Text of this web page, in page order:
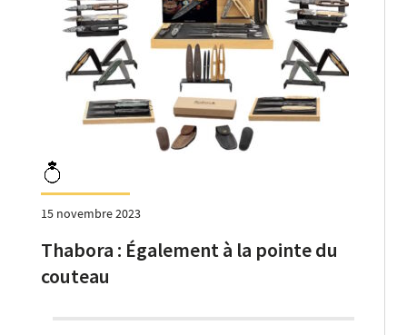
15 novembre 2023
Thabora : Également à la pointe du
couteau